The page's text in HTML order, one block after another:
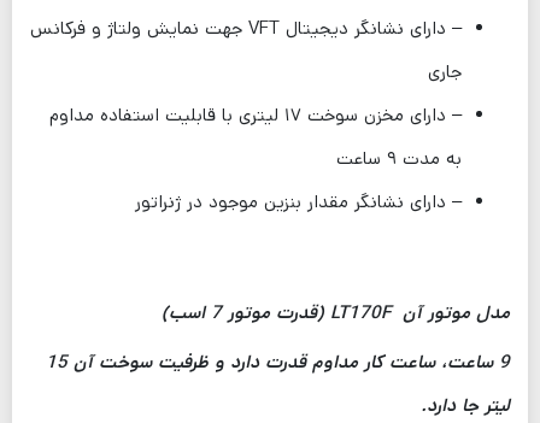
– دارای نشانگر دیجیتال VFT جهت نمایش ولتاژ و فرکانس
جاری
– دارای مخزن سوخت ۱۷ لیتری با قابلیت استفاده مداوم
به مدت ۹ ساعت
– دارای نشانگر مقدار بنزین موجود در ژنراتور
مدل موتور آن LT170F (قدرت موتور 7 اسب)
9 ساعت، ساعت کار مداوم قدرت دارد و ظرفیت سوخت آن 15
لیتر جا دارد.